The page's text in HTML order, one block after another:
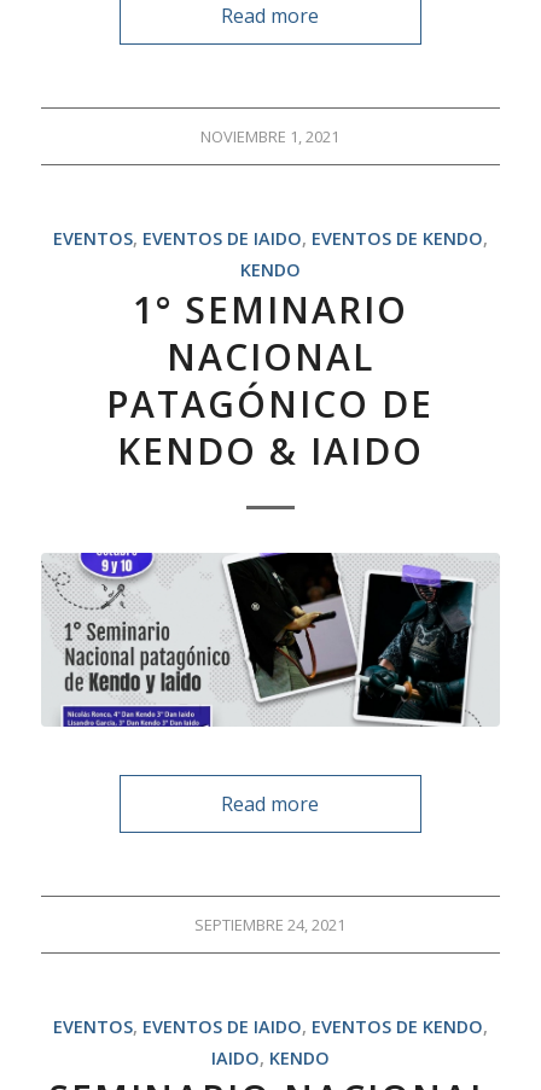
Read more
NOVIEMBRE 1, 2021
EVENTOS, EVENTOS DE IAIDO, EVENTOS DE KENDO,
KENDO
1° SEMINARIO
NACIONAL
PATAGÓNICO DE
KENDO & IAIDO
Read more
SEPTIEMBRE 24, 2021
EVENTOS, EVENTOS DE IAIDO, EVENTOS DE KENDO,
IAIDO, KENDO